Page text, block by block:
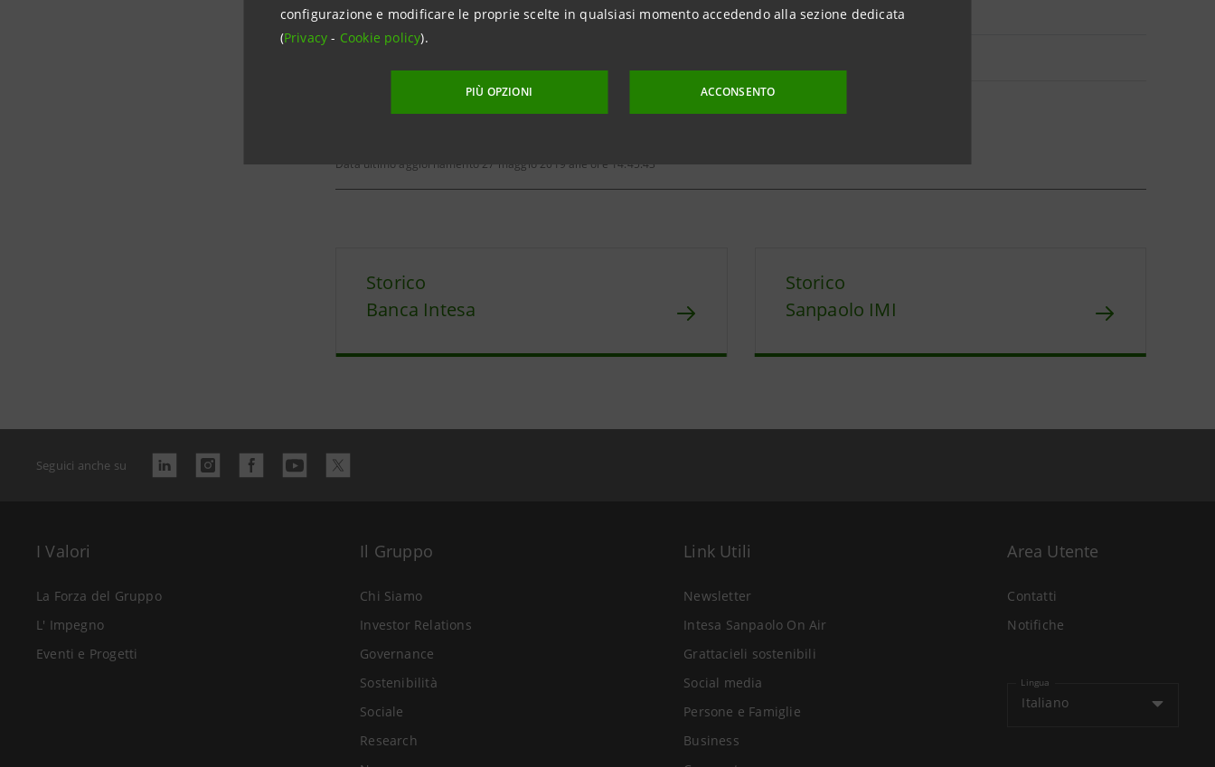
configurazione e modificare le proprie scelte in qualsiasi momento accedendo alla sezione dedicata
(Privacy- Cookie policy).
PIÙ OPZIONI ACCONSENTO
Evoluzione Indicatori Borsistici
Data ultimo aggiornamento 27 maggio 2019 alle ore 14:45:43
Storico
Banca Intesa
Storico
Sanpaolo IMI
Seguici anche su
I Valori
La Forza del Gruppo
L' Impegno
Eventi e Progetti
Il Gruppo
Chi Siamo
Investor Relations
Governance
Sostenibilità
Sociale
Research
Link Utili
Newsletter
Intesa Sanpaolo On Air
Grattacieli sostenibili
Social media
Persone e Famiglie
Business
Area Utente
Contatti
Notifiche
Lingua
Italiano